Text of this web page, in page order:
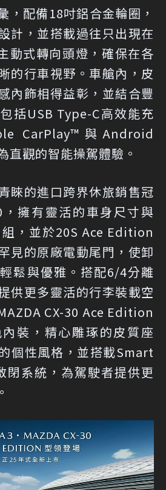
，配備18吋鋁合金輪圈，
計，並搭載過往只出現在
動式轉向頭燈，確保在各
的行車視野。車艙內，皮
內飾相得益彰，並結合豐
括USB Type-C高效能充
CarPlay™與Android
觀的智能操駕體驗。
睞的進口跨界休旅銷售冠
，擁有靈活的車身尺寸與
，並於20S Ace Edition
見的原廠電動尾門，使卸
鬆與優雅。搭配6/4分離
供更多靈活的行李裝載空
CX-30 Ace Edition
裝，精心雕琢的皮質座
個性風格，並搭載Smart
閉系統，為駕駛者提供更